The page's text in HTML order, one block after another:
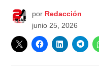
por Redacción
junio 25, 2026